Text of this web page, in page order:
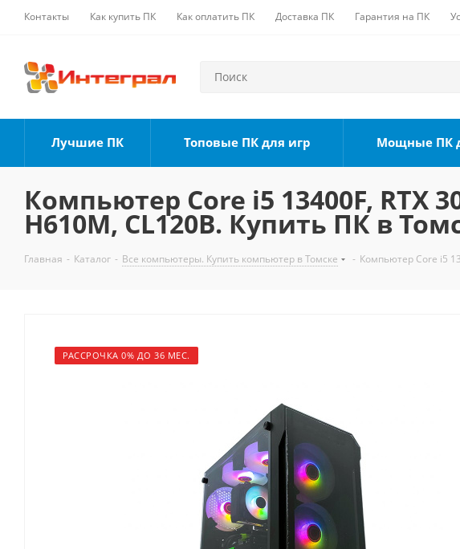
Контакты Как купить ПК Как оплатить ПК Доставка ПК Гарантия на ПК
Лучшие ПК Топовые ПК для игр Мощные ПК
Компьютер Core i5 13400F, RTX
H610M, CL120B. Купить ПК в
Главная - Каталог - Все компьютеры. Купить компьютер в Томске - Компьютер Core i5
РАССРОЧКА 0% ДО 36 МЕС.